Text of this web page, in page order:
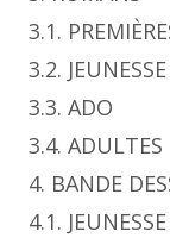
3.1.
3.2. JEUNESSE
3.3. ADO
3.4. ADULTES
4. BANDE
4.1. JEUNESSE